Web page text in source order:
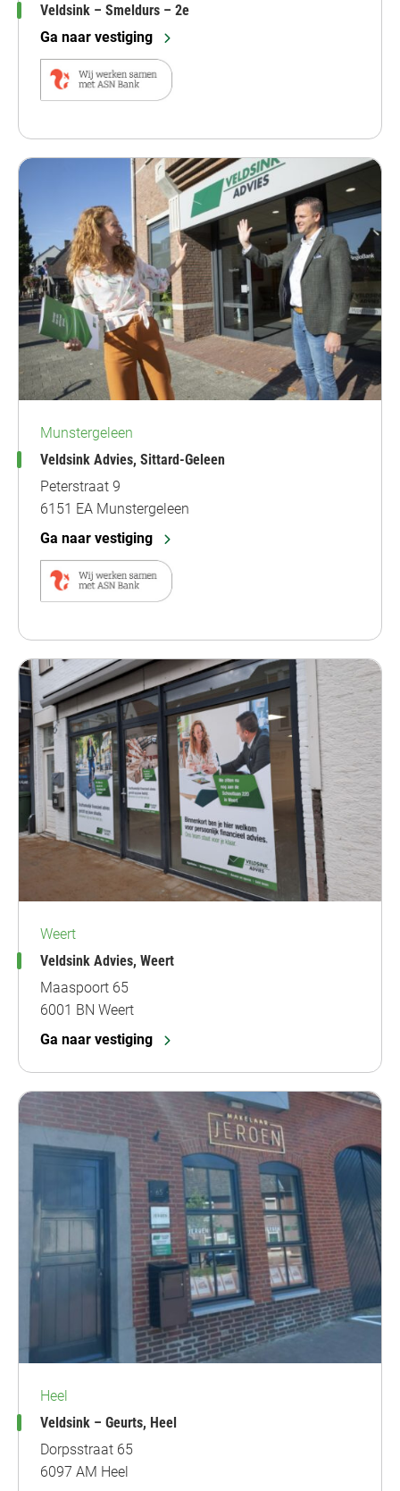
Veldsink – Smeldurs – 2e
Ga naar vestiging
Munstergeleen
Veldsink Advies, Sittard-Geleen
Peterstraat 9
6151 EA Munstergeleen
Ga naar vestiging
Weert
Veldsink Advies, Weert
Maaspoort 65
6001 BN Weert
Ga naar vestiging
Heel
Veldsink – Geurts, Heel
Dorpsstraat 65
6097 AM Heel